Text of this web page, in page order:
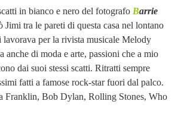
in bianco e nero del fotografo Barrie
Jimi tra le pareti di questa casa nel lontano
lavorava per la rivista musicale Melody
anche di moda e arte, passioni che a mio
dai suoi stessi scatti. Ritratti sempre
fatti a famose rock-star fuori dal palco.
Franklin, Bob Dylan, Rolling Stones, Who